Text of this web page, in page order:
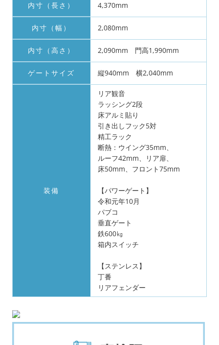
内寸（長さ） 4,370mm
内寸（幅） 2,080mm
内寸（高さ） 2,090mm 門高1,990mm
ゲートサイズ 縦940mm 横2,040mm
装備
リア観音
ラッシング2段
床アルミ貼り
引き出しフック5対
精工ラック
断熱：ウイング35mm、
ルーフ42mm、リア扉、
床50mm、フロント75mm
【パワーゲート】
令和元年10月
パブコ
垂直ゲート
鉄600㎏
箱内スイッチ
【ステンレス】
丁番
リアフェンダー